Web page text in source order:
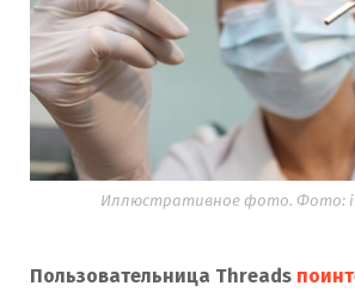
Иллюстративное фото. Фото:
Пользовательница Threads